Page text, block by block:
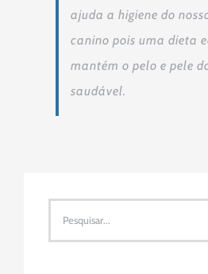
ajuda a higiene do
canino pois uma dieta
mantém o pelo e pele
saudável.